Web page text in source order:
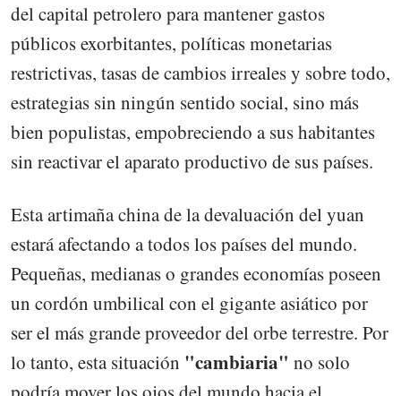
del capital petrolero para mantener gastos
públicos exorbitantes, políticas monetarias
restrictivas, tasas de cambios irreales y sobre todo,
estrategias sin ningún sentido social, sino más
bien populistas, empobreciendo a sus habitantes
sin reactivar el aparato productivo de sus países.
Esta artimaña china de la devaluación del yuan
estará afectando a todos los países del mundo.
Pequeñas, medianas o grandes economías poseen
un cordón umbilical con el gigante asiático por
ser el más grande proveedor del orbe terrestre. Por
lo tanto, esta situación "cambiaria" no solo